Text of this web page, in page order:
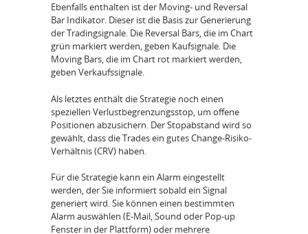
Ebenfalls enthalten ist der Moving- und Reversal
Bar Indikator. Dieser ist die Basis zur Generierung
der Tradingsignale. Die Reversal Bars, die im Chart
grün markiert werden, geben Kaufsignale. Die
Moving Bars, die im Chart rot markiert werden,
geben Verkaufssignale.
Als letztes enthält die Strategie noch einen
speziellen Verlustbegrenzungsstop, um offene
Positionen abzusichern. Der Stopabstand wird so
gewählt, dass die Trades ein gutes Change-Risiko-
Verhältnis (CRV) haben.
Für die Strategie kann ein Alarm eingestellt
werden, der Sie informiert sobald ein Signal
generiert wird. Sie können einen bestimmten
Alarm auswählen (E-Mail, Sound oder Pop-up
Fenster in der Plattform) oder mehrere